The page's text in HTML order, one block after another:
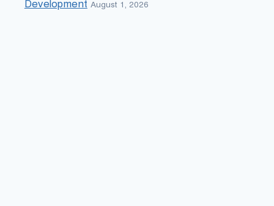
Development August 1, 2026